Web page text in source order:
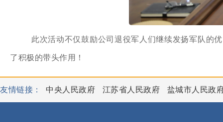
此次活动不仅鼓励公司退役军人们继续发扬军队的
了积极的带头作用！
友情链接： 中央人民政府 江苏省人民政府 盐城市人民政